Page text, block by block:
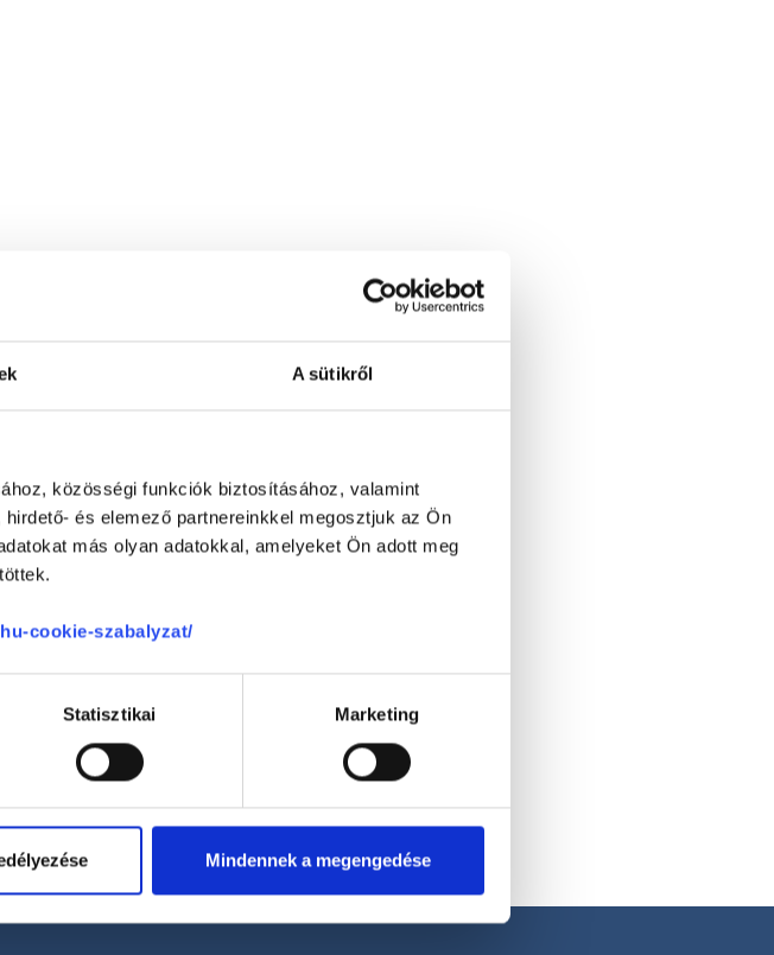
A sütikről
közösségi funkciók biztosításához, valamint
és elemező partnereinkkel megosztjuk az Ön
más olyan adatokkal, amelyeket Ön adott meg
cookie-szabalyzat/
Statisztikai Marketing
Mindennek a megengedése